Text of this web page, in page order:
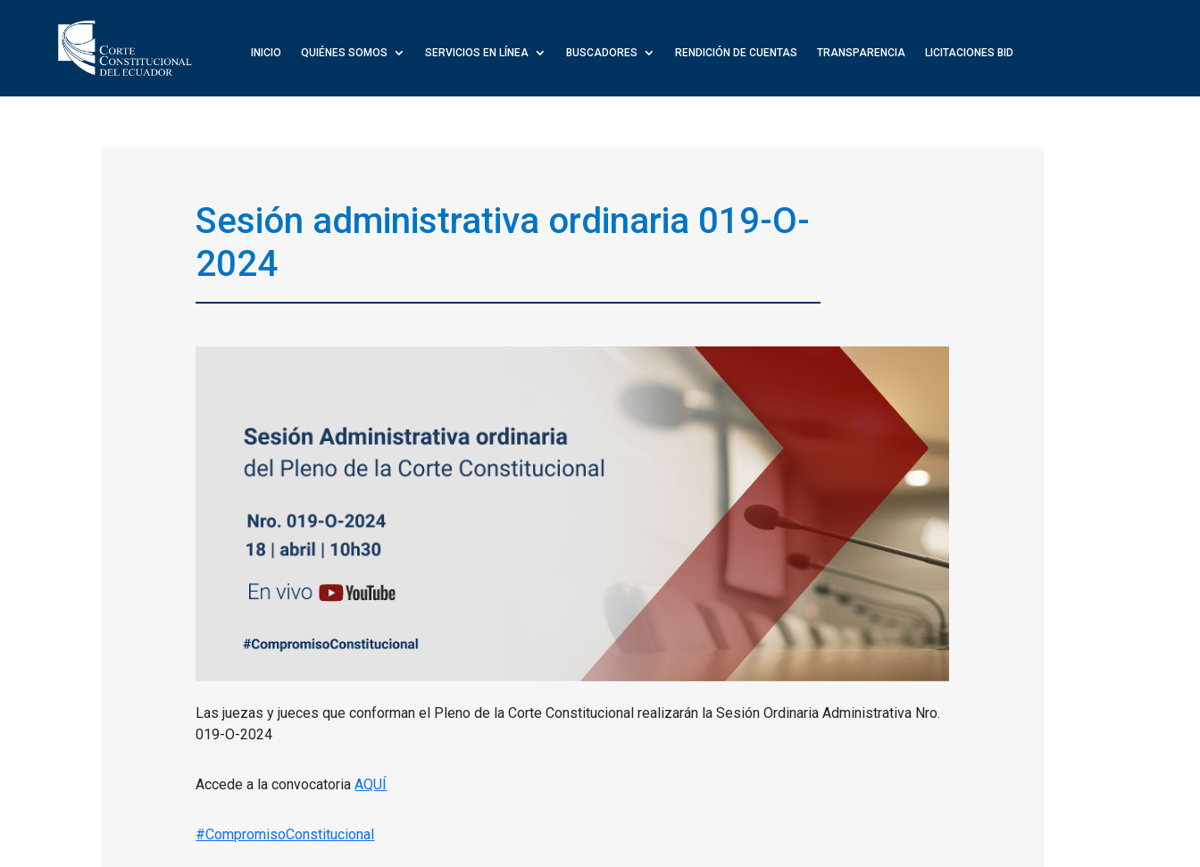
INICIO QUIÉNES SOMOS SERVICIOS EN LÍNEA BUSCADORES RENDICIÓN DE CUENTAS TRANSPARENCIA LICITACIONES BID
Sesión administrativa ordinaria 019-O-
2024
Las juezas y jueces que conforman el Pleno de la Corte Constitucional realizarán la Sesión Ordinaria Administrativa Nro.
019-O-2024
Accede a la convocatoriaAQUÍ
#CompromisoConstitucional